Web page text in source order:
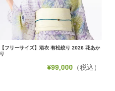
【フリーサイズ】浴衣 有松絞り 2026 花あか
り
¥99,000（税込）